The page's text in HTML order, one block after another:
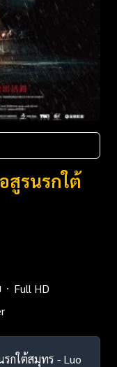
สูรนรกใต้
Full HD
รกใต้สมุทร - Luo